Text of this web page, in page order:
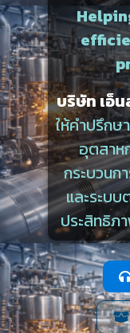
บริษัท เอ็น
ให้คำปรึก
อุตสาห
กระบวนก
และระบบ
ประสิทธิภ